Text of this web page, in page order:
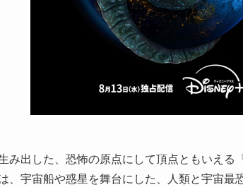
み出した、恐怖の原点にして頂点ともいえ
、宇宙船や惑星を舞台にした、人類と宇宙最